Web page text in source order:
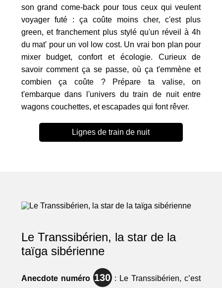
son grand come-back pour tous ceux qui veulent
voyager futé : ça coûte moins cher, c'est plus
green, et franchement plus stylé qu'un réveil à 4h
du mat' pour un vol low cost. Un vrai bon plan pour
mixer budget, confort et écologie. Curieux de
savoir comment ça se passe, où ça t'emmène et
combien ça coûte ? Prépare ta valise, on
t'embarque dans l'univers du train de nuit entre
wagons couchettes, et escapades qui font rêver.
Lignes de train de nuit
Le Transsibérien, la star de la
taïga sibérienne
Anecdote numéro 130: Le Transsibérien, c’est